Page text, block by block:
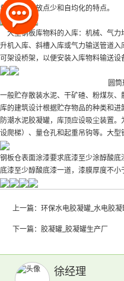
单、粉尘排放点少和自均化的特点。
大型钢板库物料的入库：机械、气力
升机入库、斜槽入库或气力输送管道
可架设桥架，以便安装入库物料输送设
圆
一般贮存散装水泥、干矿碴、粉煤灰
库的建筑设计根据贮存物品的种类和进
防潮水泥胶凝罐，库顶应设吸尘装置
设爬梯）、量仓孔和起重吊钩等。大型
钢板仓表面涂漆要求底漆至少涂醇酸
底漆至少醇酸底漆一道，漆膜厚度不小
上一篇： 环保水电胶凝罐_水电胶凝
下一篇： 胶凝罐_胶凝罐生产厂
徐经理